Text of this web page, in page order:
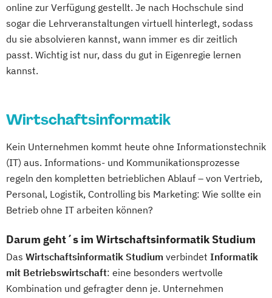
online zur Verfügung gestellt. Je nach Hochschule sind
sogar die Lehrveranstaltungen virtuell hinterlegt, sodass
du sie absolvieren kannst, wann immer es dir zeitlich
passt. Wichtig ist nur, dass du gut in Eigenregie lernen
kannst.
Wirtschaftsinformatik
Kein Unternehmen kommt heute ohne Informationstechnik
(IT) aus. Informations- und Kommunikationsprozesse
regeln den kompletten betrieblichen Ablauf – von Vertrieb,
Personal, Logistik, Controlling bis Marketing: Wie sollte ein
Betrieb ohne IT arbeiten können?
Darum geht´s im Wirtschaftsinformatik Studium
Das Wirtschaftsinformatik Studium verbindet Informatik
mit Betriebswirtschaft: eine besonders wertvolle
Kombination und gefragter denn je. Unternehmen